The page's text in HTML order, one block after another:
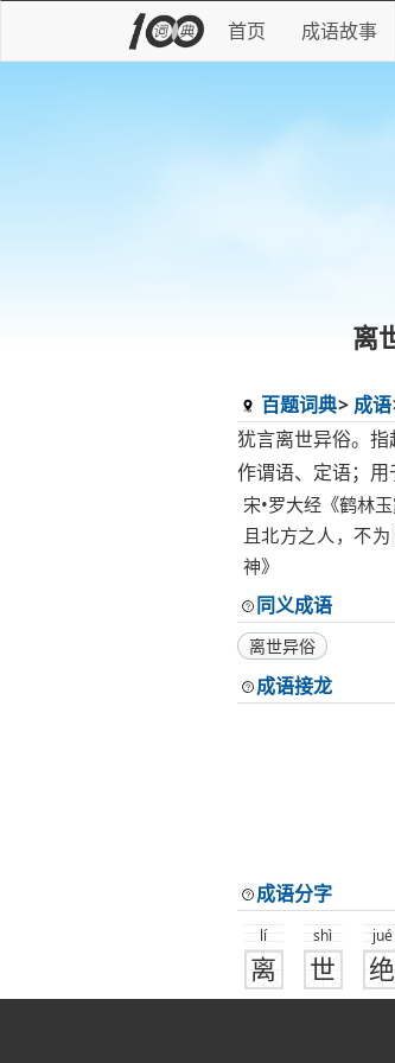
首页 成语故事
离
百题词典 成语
犹言离世异俗。指
作谓语、定语；用
宋•罗大经《鹤林
且北方之人，不为
神》
同义成语
离世异俗
成语接龙
成语分字
lí
离
shì
世
jué
绝